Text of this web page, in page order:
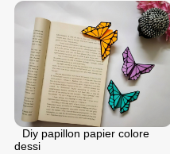
Diy papillon papier colore
dessi